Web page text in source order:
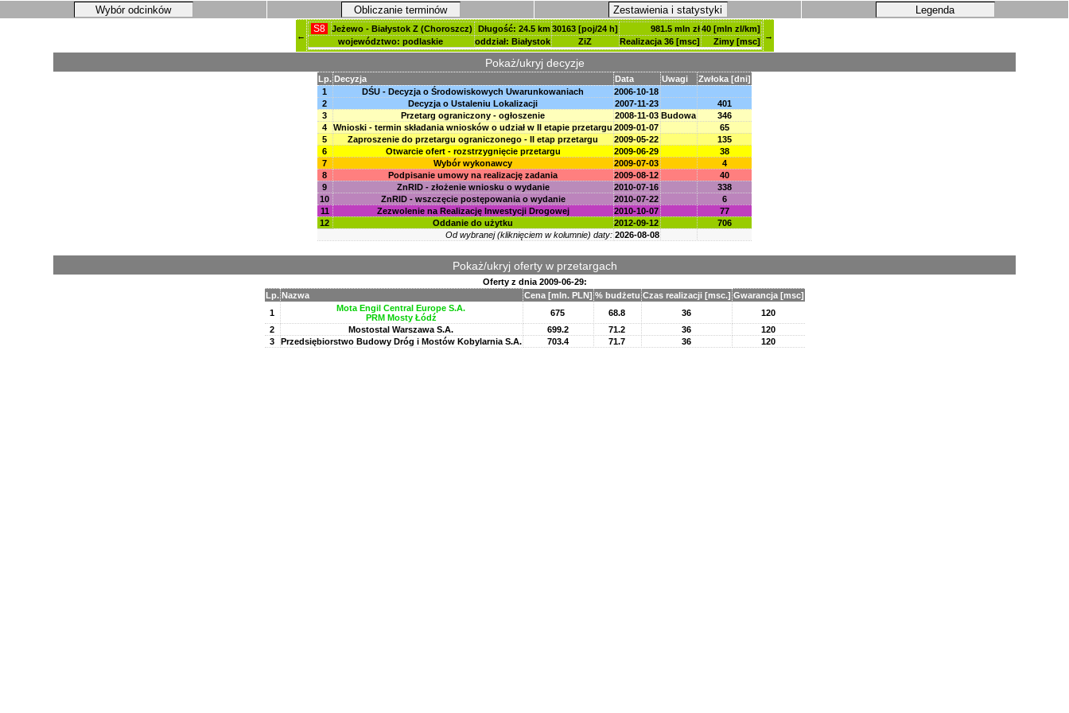
Wybór odcinków Obliczanie terminów Zestawienia i statystyki Legenda
←
S8 Jeżewo - Białystok Z (Choroszcz) Długość: 24.5 km 30163 [poj/24 h] 981.5 mln zł40 [mln zl/km]
województwo: podlaskie
oddział: Białystok ZiZ Realizacja 36 [msc] Zimy [msc]
→
Pokaż/ukryj decyzje
Lp. Decyzja Data Uwagi
Zwłoka [dni]
1
DŚU - Decyzja o Środowiskowych Uwarunkowaniach
2006-10-18
2
Decyzja o Ustaleniu Lokalizacji 2007-11-23
401
3
Przetarg ograniczony - ogłoszenie 2008-11-03 Budowa
346
4
Wnioski - termin składania wniosków o udział w II etapie przetargu 2009-01-07
65
5
Zaproszenie do przetargu ograniczonego - II etap przetargu 2009-05-22
135
6
Otwarcie ofert - rozstrzygnięcie przetargu 2009-06-29
38
7
Wybór wykonawcy 2009-07-03
4
8
Podpisanie umowy na realizację zadania 2009-08-12
40
9
ZnRID - złożenie wniosku o wydanie 2010-07-16
338
10
ZnRID - wszczęcie postępowania o wydanie 2010-07-22
6
11
Zezwolenie na Realizację Inwestycji Drogowej 2010-10-07
77
12
Oddanie do użytku 2012-09-12
706
Od wybranej (kliknięciem w kolumnie) daty: 2026-08-08
Pokaż/ukryj oferty w przetargach
Oferty z dnia 2009-06-29:
Lp. Nazwa Cena [mln. PLN] % budżetu Czas realizacji [msc.] Gwarancja [msc]
1
Mota Engil Central Europe S.A.
PRM Mosty Łódź
675 68.8 36
120
2
Mostostal Warszawa S.A. 699.2 71.2 36
120
3
Przedsiębiorstwo Budowy Dróg i Mostów Kobylarnia S.A. 703.4 71.7 36 120